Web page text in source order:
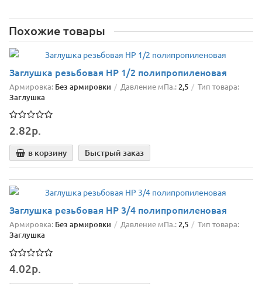
Похожие товары
Заглушка резьбовая НР 1/2 полипропиленовая
Армировка: Без армировки Давление мПа.:2,5 Тип товара:
Заглушка
2.82р.
в корзину Быстрый заказ
Заглушка резьбовая НР 3/4 полипропиленовая
Армировка: Без армировки Давление мПа.:2,5 Тип товара:
Заглушка
4.02р.